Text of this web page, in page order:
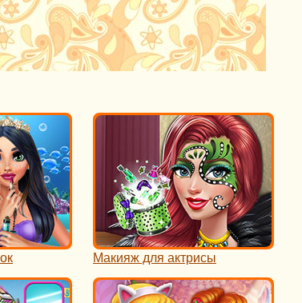
Макияж для актрисы